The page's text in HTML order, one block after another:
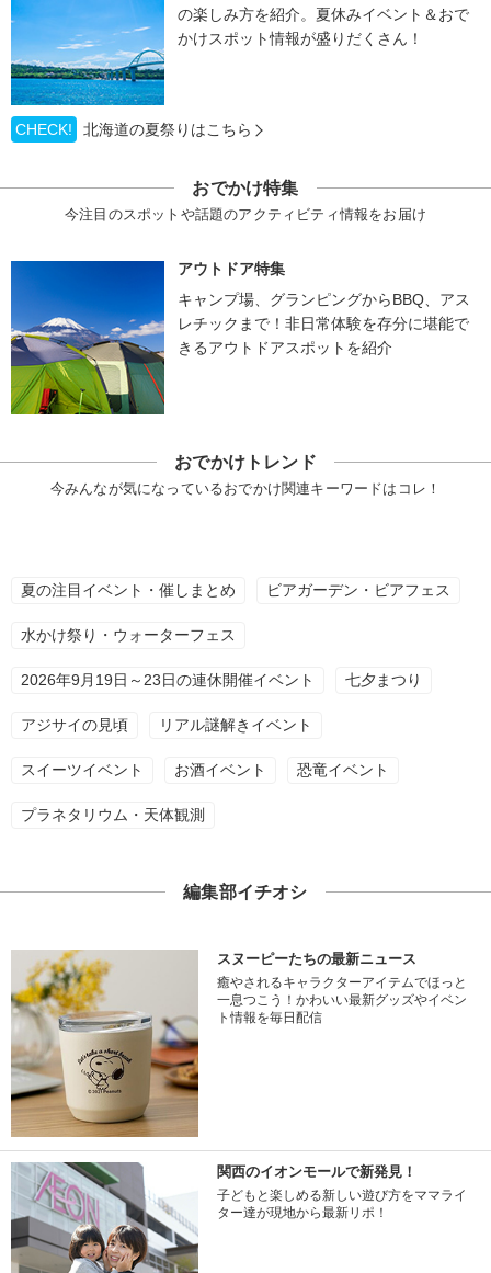
の楽しみ方を紹介。夏休みイベント＆おで
かけスポット情報が盛りだくさん！
CHECK! 北海道の夏祭りはこちら
おでかけ特集
今注目のスポットや話題のアクティビティ情報をお届け
アウトドア特集
キャンプ場、グランピングからBBQ、アス
レチックまで！非日常体験を存分に堪能で
きるアウトドアスポットを紹介
おでかけトレンド
今みんなが気になっているおでかけ関連キーワードはコレ！
夏の注目イベント・催しまとめ ビアガーデン・ビアフェス
水かけ祭り・ウォーターフェス
2026年9月19日～23日の連休開催イベント 七夕まつり
アジサイの見頃 リアル謎解きイベント
スイーツイベント お酒イベント 恐竜イベント
プラネタリウム・天体観測
編集部イチオシ
スヌーピーたちの最新ニュース
癒やされるキャラクターアイテムでほっと
一息つこう！かわいい最新グッズやイベン
ト情報を毎日配信
関西のイオンモールで新発見！
子どもと楽しめる新しい遊び方をママライ
ター達が現地から最新リポ！